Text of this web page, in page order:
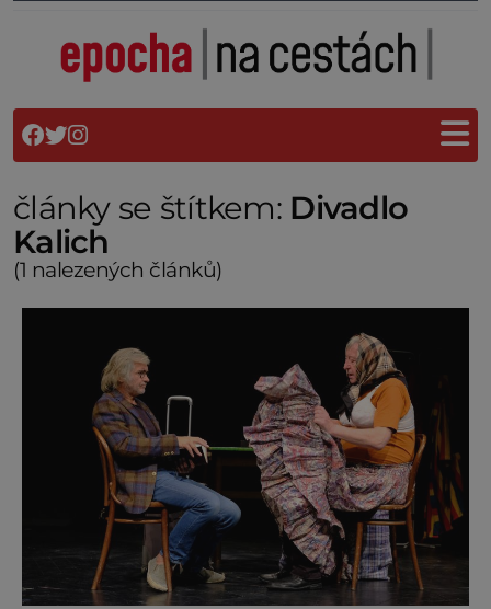
články se štítkem: Divadlo
Kalich
(1 nalezených článků)